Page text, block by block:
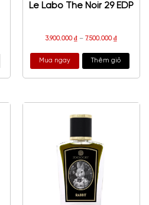
Le Labo The Noir 29 EDP
3.900.000₫ – 7.500.000₫
Mua ngay Thêm giỏ